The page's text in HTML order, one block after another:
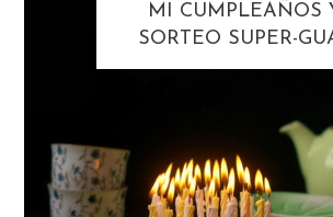
MI CUMPLEAÑOS
SORTEO SUPER-